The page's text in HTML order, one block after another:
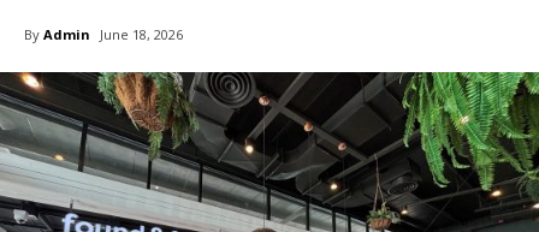
By Admin June 18, 2026